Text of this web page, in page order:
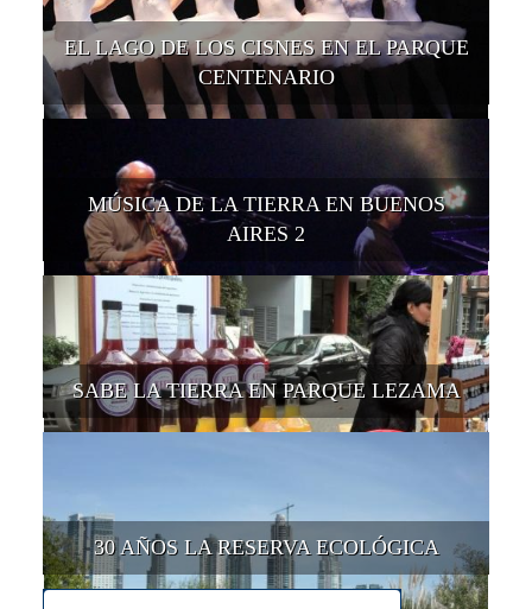
EL LAGO DE LOS CISNES EN EL PARQUE
CENTENARIO
MÚSICA DE LA TIERRA EN BUENOS
AIRES 2
SABE LA TIERRA EN PARQUE LEZAMA
30 AÑOS LA RESERVA ECOLÓGICA